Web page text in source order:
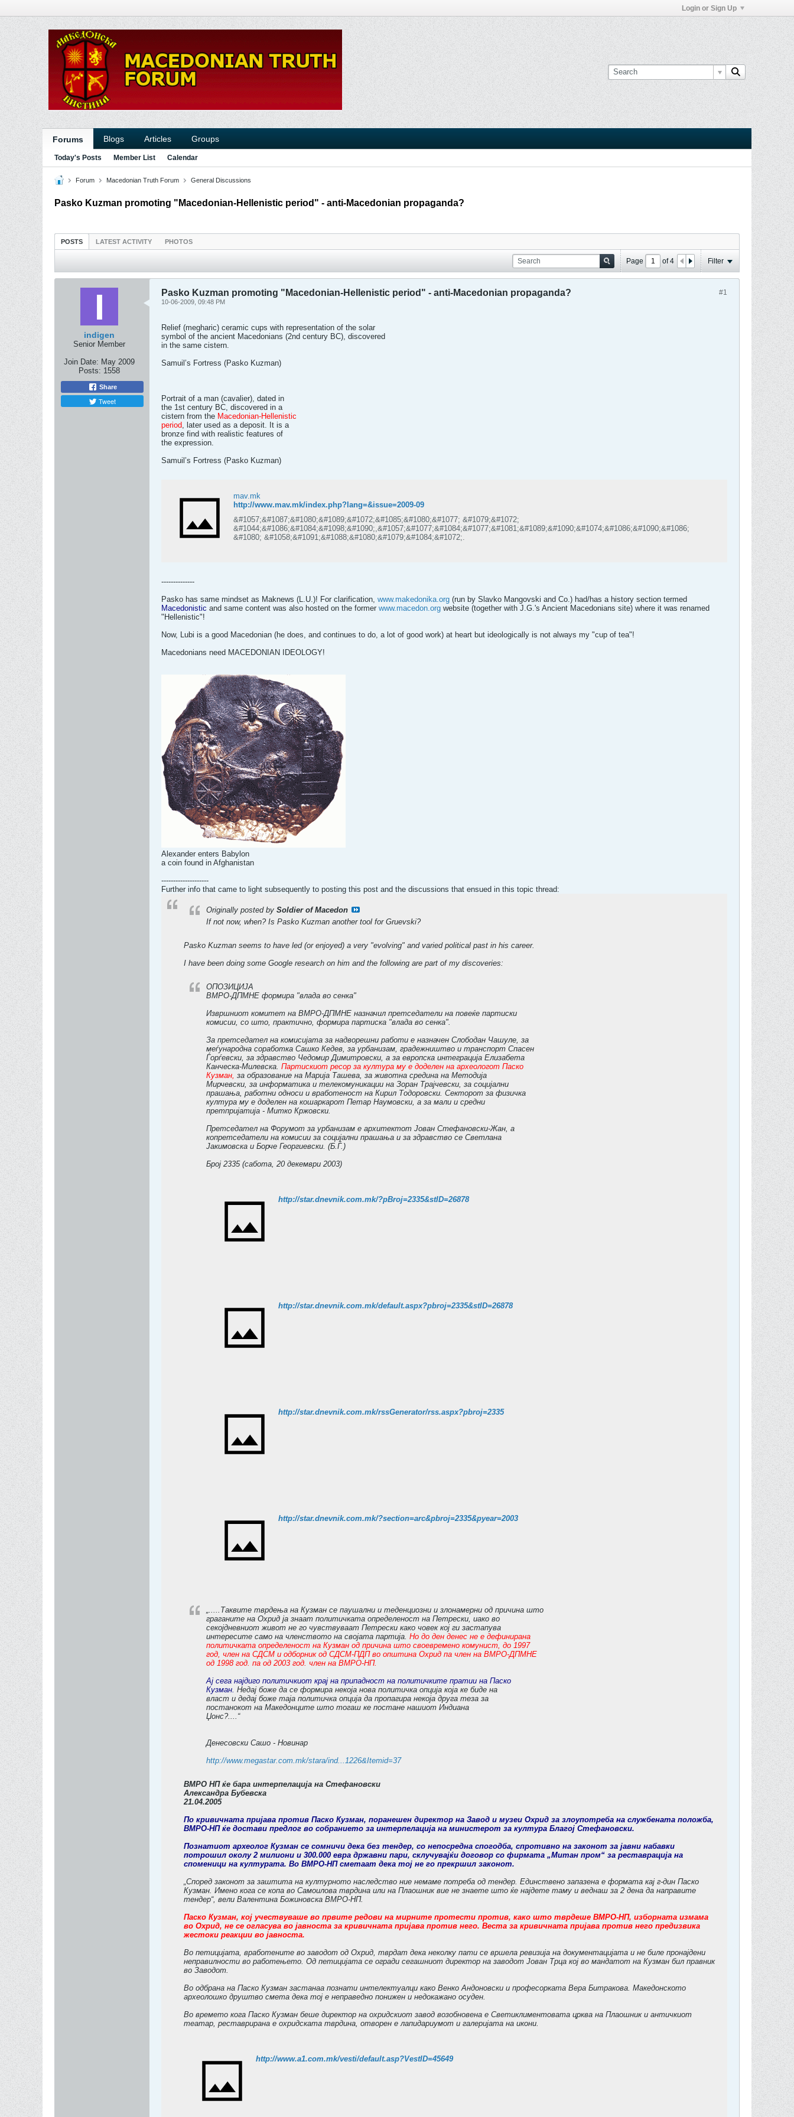
Login or Sign Up
Forums Blogs Articles Groups
Today's Posts Member List Calendar
Forum Macedonian Truth Forum General Discussions
Pasko Kuzman promoting "Macedonian-Hellenistic period" - anti-Macedonian propaganda?
POSTS LATEST ACTIVITY PHOTOS
Page of4 Filter
indigen
Senior Member
Join Date: May 2009
Posts: 1558
Share
Tweet
#1
Pasko Kuzman promoting "Macedonian-Hellenistic period" - anti-Macedonian propaganda?
10-06-2009, 09:48 PM
Relief (megharic) ceramic cups with representation of the solar
symbol of the ancient Macedonians (2nd century BC), discovered
in the same cistern.
Samuil’s Fortress (Pasko Kuzman)
Portrait of a man (cavalier), dated in
the 1st century BC, discovered in a
cistern from the Macedonian-Hellenistic
period, later used as a deposit. It is a
bronze find with realistic features of
the expression.
Samuil’s Fortress (Pasko Kuzman)
mav.mk
http://www.mav.mk/index.php?lang=&issue=2009-09
&#1057;&#1087;&#1080;&#1089;&#1072;&#1085;&#1080;&#1077; &#1079;&#1072;
&#1044;&#1086;&#1084;&#1098;&#1090;,&#1057;&#1077;&#1084;&#1077;&#1081;&#1089;&#1090;&#1074;&#1086;&#1090;&#1086;
&#1080; &#1058;&#1091;&#1088;&#1080;&#1079;&#1084;&#1072;.
--------------
Pasko has same mindset as Maknews (L.U.)! For clarification, www.makedonika.org (run by Slavko Mangovski and Co.) had/has a history section termed
Macedonistic and same content was also hosted on the former www.macedon.org website (together with J.G.'s Ancient Macedonians site) where it was renamed
"Hellenistic"!
Now, Lubi is a good Macedonian (he does, and continues to do, a lot of good work) at heart but ideologically is not always my "cup of tea"!
Macedonians need MACEDONIAN IDEOLOGY!
Alexander enters Babylon
a coin found in Afghanistan
--------------------
Further info that came to light subsequently to posting this post and the discussions that ensued in this topic thread:
Originally posted by Soldier of Macedon
If not now, when? Is Pasko Kuzman another tool for Gruevski?
Pasko Kuzman seems to have led (or enjoyed) a very "evolving" and varied political past in his career.
I have been doing some Google research on him and the following are part of my discoveries:
ОПОЗИЦИЈА
ВМРО-ДПМНЕ формира "влада во сенка"
Извршниот комитет на ВМРО-ДПМНЕ назначил претседатели на повеќе партиски
комисии, со што, практично, формира партиска "влада во сенка".
За претседател на комисијата за надворешни работи е назначен Слободан Чашуле, за
меѓународна соработка Сашко Кедев, за урбанизам, градежништво и транспорт Спасен
Ѓорѓевски, за здравство Чедомир Димитровски, а за европска интеграција Елизабета
Канческа-Милевска. Партискиот ресор за култура му е доделен на археологот Паско
Кузман, за образование на Марија Ташева, за животна средина на Методија
Мирчевски, за информатика и телекомуникации на Зоран Трајчевски, за социјални
прашања, работни односи и вработеност на Кирил Тодоровски. Секторот за физичка
култура му е доделен на кошаркарот Петар Наумовски, а за мали и средни
претпријатија - Митко Кржовски.
Претседател на Форумот за урбанизам е архитектот Јован Стефановски-Жан, а
копретседатели на комисии за социјални прашања и за здравство се Светлана
Јакимовска и Борче Георгиевски. (Б.Ѓ.)
Број 2335 (сабота, 20 декември 2003)
http://star.dnevnik.com.mk/?pBroj=2335&stID=26878
http://star.dnevnik.com.mk/default.aspx?pbroj=2335&stID=26878
http://star.dnevnik.com.mk/rssGenerator/rss.aspx?pbroj=2335
http://star.dnevnik.com.mk/?section=arc&pbroj=2335&pyear=2003
„.....Таквите тврдења на Кузман се паушални и теденциозни и злонамерни од причина што
граганите на Охрид ја знаат политичката определеност на Петрески, иако во
секојдневниот живот не го чувствуваат Петрески како човек кој ги застапува
интересите само на членството на својата партија. Но до ден денес не е дефинирана
политичката определеност на Кузман од причина што своевремено комунист, до 1997
год, член на СДСМ и одборник од СДСМ-ПДП во општина Охрид па член на ВМРО-ДПМНЕ
од 1998 год. па од 2003 год. член на ВМРО-НП.
Ај сега најдиго политичкиот крај на припадност на политичките пратии на Паско
Кузман. Недај боже да се формира некоја нова политичка опција која ке биде на
власт и дедај боже таја политичка опција да пропагира некоја друга теза за
постанокот на Македонците што тогаш ке постане нашиот Индиана
Џонс?....“
Денесовски Сашо - Новинар
http://www.megastar.com.mk/stara/ind...1226&Itemid=37
ВМРО НП ќе бара интерпелација на Стефановски
Александра Бубевска
21.04.2005
По кривичната пријава против Паско Кузман, поранешен директор на Завод и музеи Охрид за злоупотреба на службената положба,
ВМРО-НП ќе достави предлог во собранието за интерпелација на министерот за култура Благој Стефановски.
Познатиот археолог Кузман се сомничи дека без тендер, со непосредна спогодба, спротивно на законот за јавни набавки
потрошил околу 2 милиони и 300.000 евра државни пари, склучувајќи договор со фирмата „Митан пром“ за реставрација на
споменици на културата. Во ВМРО-НП сметаат дека тој не го прекршил законот.
„Според законот за заштита на културното наследство ние немаме потреба од тендер. Единствено запазена е формата кај г-дин Паско
Кузман. Имено кога се копа во Самоилова тврдина или на Плаошник вие не знаете што ќе најдете таму и веднаш за 2 дена да направите
тендер“, вели Валентина Божиновска ВМРО-НП.
Паско Кузман, кој учествуваше во првите редови на мирните протести против, како што тврдеше ВМРО-НП, изборната измама
во Охрид, не се огласува во јавноста за кривичната пријава против него. Веста за кривичната пријава против него предизвика
жестоки реакции во јавноста.
Во петицијата, вработените во заводот од Охрид, тврдат дека неколку пати се вршела ревизија на документацијата и не биле пронајдени
неправилности во работењето. Од петицијата се огради сегашниот директор на заводот Јован Трца кој во мандатот на Кузман бил правник
во Заводот.
Во одбрана на Паско Кузман застанаа познати интелектуалци како Венко Андоновски и професорката Вера Битракова. Македонското
археолошко друштво смета дека тој е неправедно понижен и недокажано осуден.
Во времето кога Паско Кузман беше директор на охридскиот завод возобновена е Светиклиментовата црква на Плаошник и античкиот
театар, реставрирана е охридската тврдина, отворен е лапидариумот и галеријата на икони.
http://www.a1.com.mk/vesti/default.asp?VestID=45649